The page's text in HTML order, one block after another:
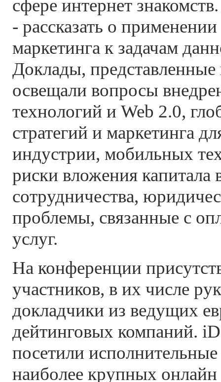
сфере интернет
- рассказать о
маркетинга к задачам
Доклады,
освещали вопросы
технологий и Web 2.0,
стратегий и маркетинга
индустрии, мобильных
риски вложения капитала
сотрудничества,
проблемы, связанные с
услуг.
На конференции
участников, в их числе
докладчики из ведущих
дейтинговых компаний.
посетили
наиболее крупных